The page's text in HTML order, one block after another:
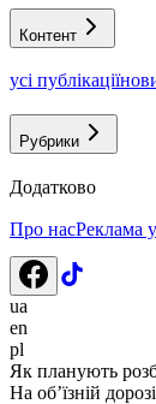
Контент
усі публікації
Рубрики
Додатково
Про насРеклама
ua
en
pl
Як планують
На об’їзній